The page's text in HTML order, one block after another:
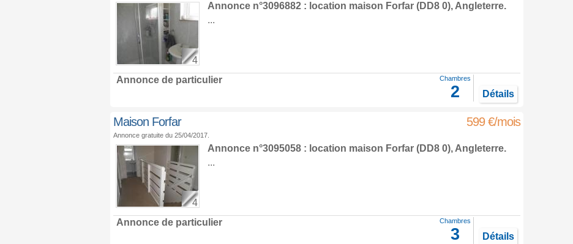
4
Annonce n°3096882 : location maison Forfar(DD8 0), Angleterre.
...
Annonce de particulier Chambres
2 Détails
Maison Forfar 599 €/mois
Annonce gratuite du 25/04/2017.
4
Annonce n°3095058 : location maison Forfar(DD8 0), Angleterre.
...
Annonce de particulier Chambres
3 Détails